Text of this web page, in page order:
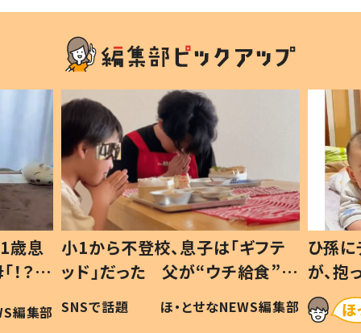
歳息
？」
編集部
小1から不登校、息子は「ギフテ
ッド」だった 父が“ウチ給食”を
作り続ける理由とは #令和の親
#令和の子
SNSで話題 ほ・とせなNEWS編集部
ひ孫
が、
「涙が
い」